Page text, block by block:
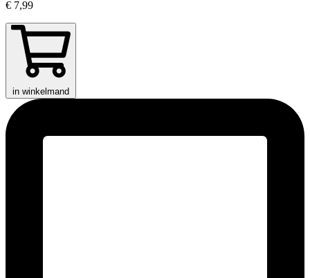
€ 7,99
in winkelmand